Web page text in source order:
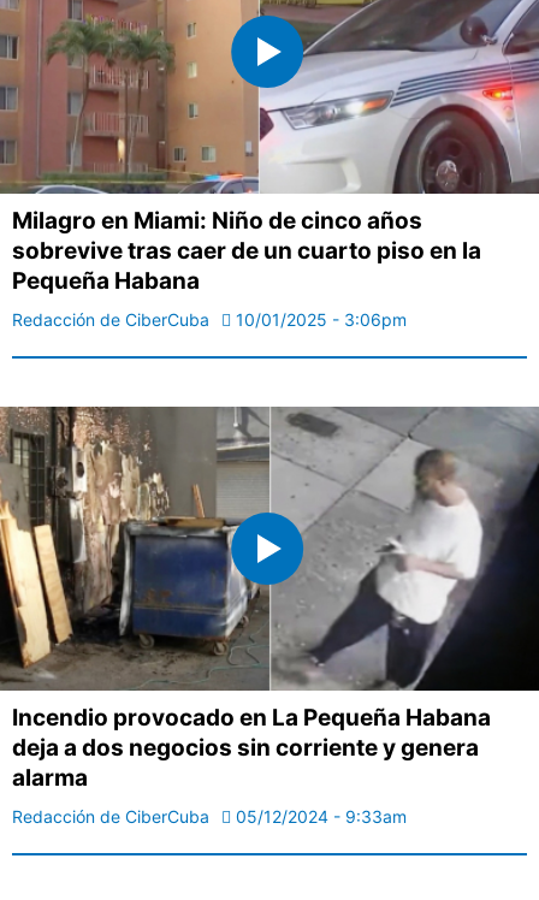
Milagro en Miami: Niño de cinco años
sobrevive tras caer de un cuarto piso en la
Pequeña Habana
Redacción de CiberCuba 10/01/2025 - 3:06pm
Incendio provocado en La Pequeña Habana
deja a dos negocios sin corriente y genera
alarma
Redacción de CiberCuba 05/12/2024 - 9:33am